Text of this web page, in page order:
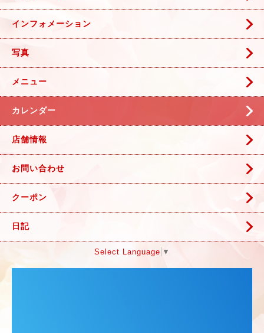
インフォメーション
写真
メニュー
カレンダー
店舗情報
お問い合わせ
クーポン
日記
Select Language ▼